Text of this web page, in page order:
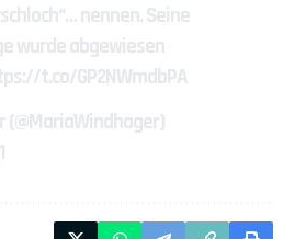
nennen. Seine
wurde abgewiesen
t.co/GP2NWmdbPA